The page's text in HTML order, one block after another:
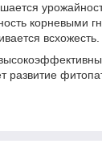
корневыми
всхожесть.
развитие